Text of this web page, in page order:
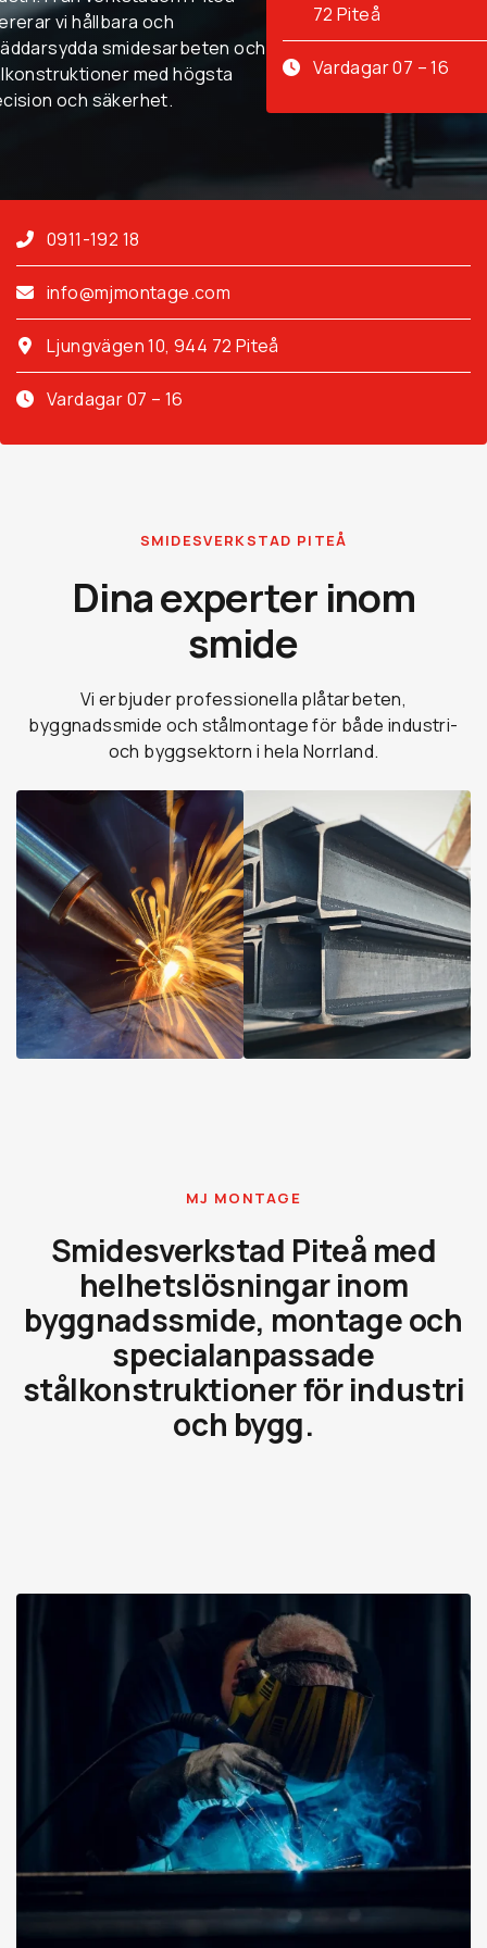
vi hållbara och
smidesarbeten och
med högsta
och säkerhet.
72 Piteå
Vardagar 07 – 16
0911-192 18
info@mjmontage.com
Ljungvägen 10, 944 72 Piteå
Vardagar 07 – 16
SMIDESVERKSTAD PITEÅ
Dina experter inom
smide
Vi erbjuder professionella plåtarbeten,
byggnadssmide och stålmontage för både industri-
och byggsektorn i hela Norrland.
MJ MONTAGE
Smidesverkstad Piteå med
helhetslösningar inom
byggnadssmide, montage och
specialanpassade
stålkonstruktioner för industri
och bygg.